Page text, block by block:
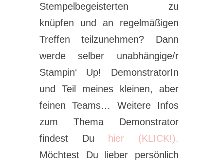
Stempelbegeisterten zu
knüpfen und an regelmäßigen
Treffen teilzunehmen? Dann
werde selber unabhängige/r
Stampin‘ Up! DemonstratorIn
und Teil meines kleinen, aber
feinen Teams… Weitere Infos
zum Thema Demonstrator
findest Du hier (KLICK!).
Möchtest Du lieber persönlich